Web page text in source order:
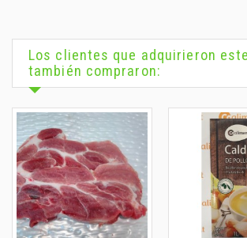
Los clientes que adquirieron
también compraron: